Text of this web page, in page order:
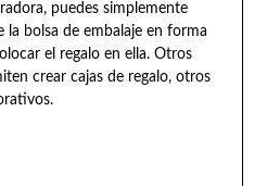
puedes simplemente
bolsa de embalaje en forma
el regalo en ella. Otros
crear cajas de regalo, otros